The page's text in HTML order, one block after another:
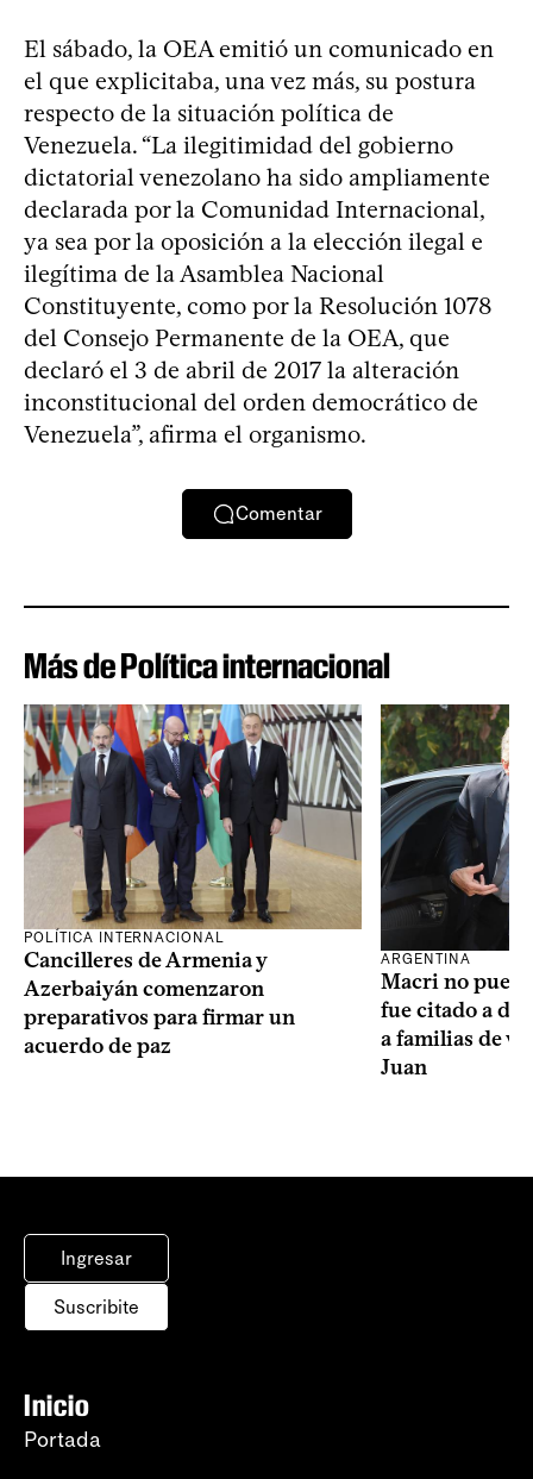
El sábado, la OEA emitió un comunicado en
el que explicitaba, una vez más, su postura
respecto de la situación política de
Venezuela. “La ilegitimidad del gobierno
dictatorial venezolano ha sido ampliamente
declarada por la Comunidad Internacional,
ya sea por la oposición a la elección ilegal e
ilegítima de la Asamblea Nacional
Constituyente, como por la Resolución 1078
del Consejo Permanente de la OEA, que
declaró el 3 de abril de 2017 la alteración
inconstitucional del orden democrático de
Venezuela”, afirma el organismo.
Comentar
Más de Política internacional
POLÍTICA INTERNACIONAL
Cancilleres de Armenia y
Azerbaiyán comenzaron
preparativos para firmar un
acuerdo de paz
ARGENTINA
Macri no
fue citado a
a familias de
Juan
Ingresar
Suscribite
Inicio
Portada